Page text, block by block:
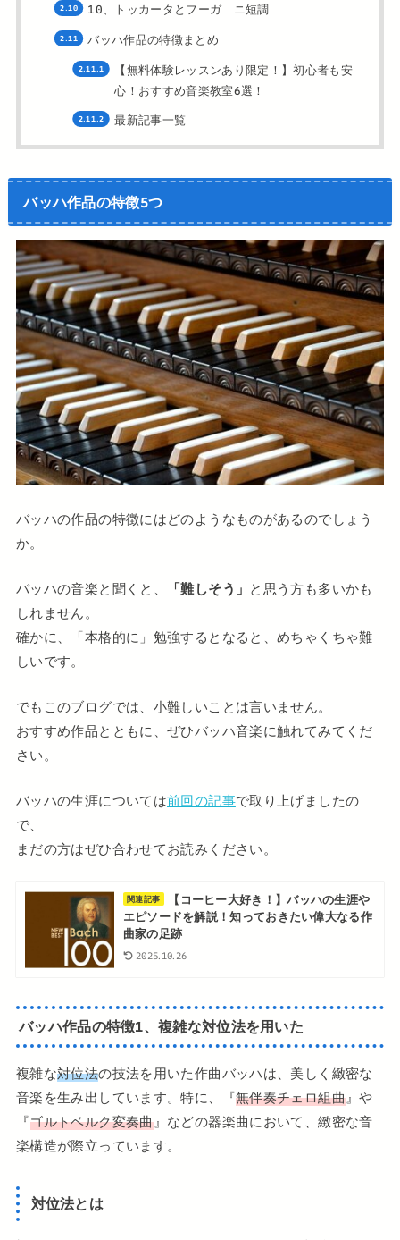
10、トッカータとフーガ ニ短調
バッハ作品の特徴まとめ
【無料体験レッスンあり限定！】初心者も安
心！おすすめ音楽教室6選！
最新記事一覧
バッハ作品の特徴5つ
バッハの作品の特徴にはどのようなものがあるのでしょう
か。
バッハの音楽と聞くと、 「難しそう」 と思う方も多いかも
しれません。
確かに、「本格的に」勉強するとなると、めちゃくちゃ難
しいです。
でもこのブログでは、小難しいことは言いません。
おすすめ作品とともに、ぜひバッハ音楽に触れてみてくだ
さい。
バッハの生涯については前回の記事で取り上げましたの
で、
まだの方はぜひ合わせてお読みください。
関連記事
【コーヒー大好き！】バッハの生涯や
エピソードを解説！知っておきたい偉大なる作
曲家の足跡
2025.10.26
バッハ作品の特徴1、複雑な対位法を用いた
複雑な対位法の技法を用いた作曲バッハは、美しく緻密な
音楽を生み出しています。特に、『無伴奏チェロ組曲』や
『ゴルトベルク変奏曲』などの器楽曲において、緻密な音
楽構造が際立っています。
対位法とは